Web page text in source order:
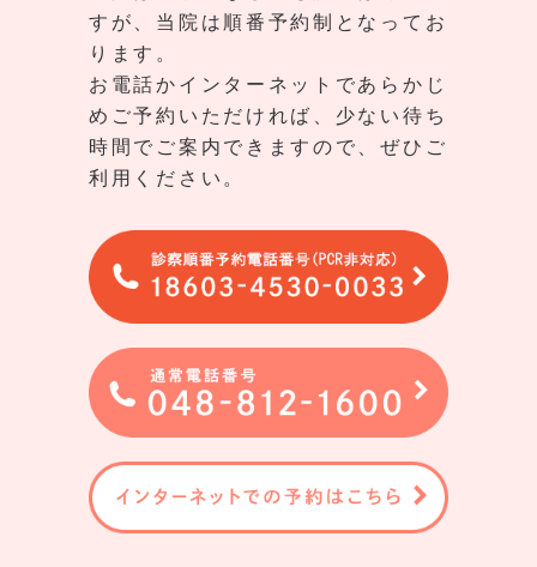
すが、当院は順番予約制となってお
ります。
お電話かインターネットであらかじ
めご予約いただければ、少ない待ち
時間でご案内できますので、ぜひご
利用ください。